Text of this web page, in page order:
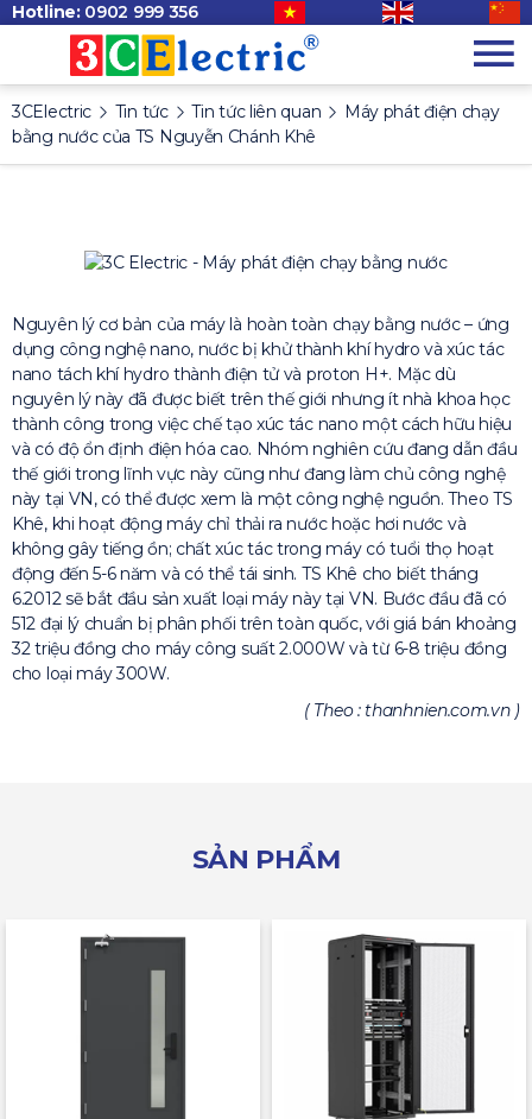
Hotline: 0902 999 356
3CElectric Tin tức Tin tức liên quan
Máy phát điện chạy
bằng nước của TS Nguyễn Chánh Khê
Nguyên lý cơ bản của máy là hoàn toàn chạy bằng nước – ứng
dụng công nghệ nano, nước bị khử thành khí hydro và xúc tác
nano tách khí hydro thành điện tử và proton H+. Mặc dù
nguyên lý này đã được biết trên thế giới nhưng ít nhà khoa học
thành công trong việc chế tạo xúc tác nano một cách hữu hiệu
và có độ ổn định điện hóa cao. Nhóm nghiên cứu đang dẫn đầu
thế giới trong lĩnh vực này cũng như đang làm chủ công nghệ
này tại VN, có thể được xem là một công nghệ nguồn. Theo TS
Khê, khi hoạt động máy chỉ thải ra nước hoặc hơi nước và
không gây tiếng ồn; chất xúc tác trong máy có tuổi thọ hoạt
động đến 5-6 năm và có thể tái sinh. TS Khê cho biết tháng
6.2012 sẽ bắt đầu sản xuất loại máy này tại VN. Bước đầu đã có
512 đại lý chuẩn bị phân phối trên toàn quốc, với giá bán khoảng
32 triệu đồng cho máy công suất 2.000W và từ 6-8 triệu đồng
cho loại máy 300W.
( Theo : thanhnien.com.vn )
SẢN PHẨM